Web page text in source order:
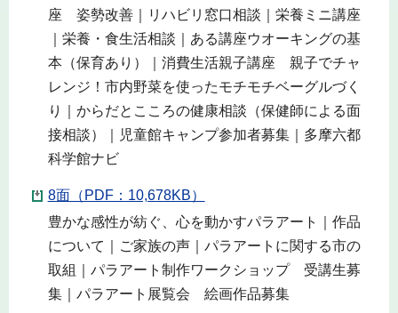
座 姿勢改善｜リハビリ窓口相談｜栄養ミニ講座
｜栄養・食生活相談｜ある講座ウオーキングの基
本（保育あり）｜消費生活親子講座 親子でチャ
レンジ！市内野菜を使ったモチモチベーグルづく
り｜からだとこころの健康相談（保健師による面
接相談）｜児童館キャンプ参加者募集｜多摩六都
科学館ナビ
8面（PDF：10,678KB）
豊かな感性が紡ぐ、心を動かすパラアート｜作品
について｜ご家族の声｜パラアートに関する市の
取組｜パラアート制作ワークショップ 受講生募
集｜パラアート展覧会 絵画作品募集